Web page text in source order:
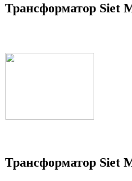
Трансформатор Siet
Трансформатор Siet